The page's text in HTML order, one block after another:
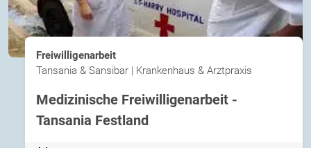
Freiwilligenarbeit
Tansania & Sansibar | Krankenhaus & Arztpraxis
Medizinische Freiwilligenarbeit -
Tansania Festland